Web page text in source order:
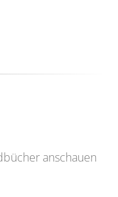
anschauen